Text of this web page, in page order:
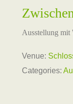
Ausstellung mit
Venue:
Categories: